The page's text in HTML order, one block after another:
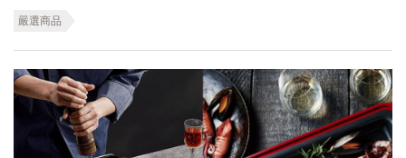
嚴選商品